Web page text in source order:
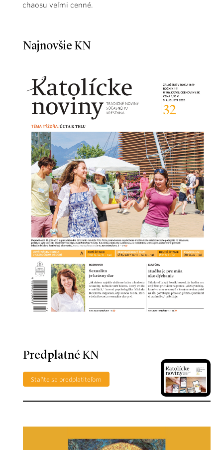
chaosu veľmi cenné.
Najnovšie KN
Predplatné KN
Staňte sa predplatiteľom